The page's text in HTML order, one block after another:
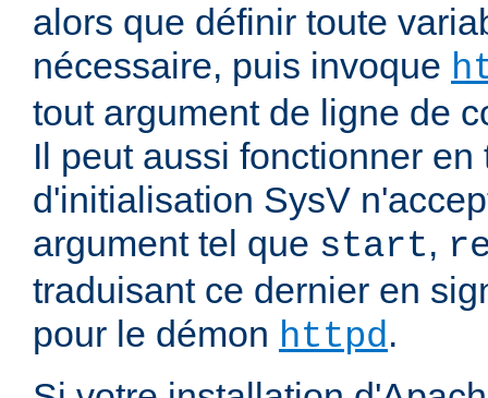
alors que définir toute
nécessaire, puis invoque
tout argument de ligne de
Il peut aussi fonctionner en
d'initialisation SysV
argument tel que start,
traduisant ce dernier en
pour le démon httpd.